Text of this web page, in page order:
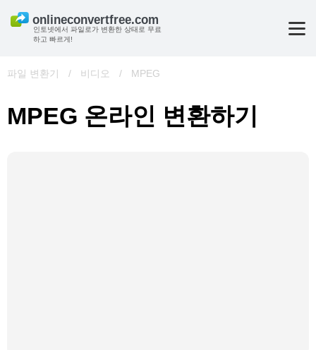
인토넷에서 파일로가 변환한 상태로 무료
하고 빠르게!
파일 변환기 / 비디오 / MPEG
MPEG 온라인 변환하기